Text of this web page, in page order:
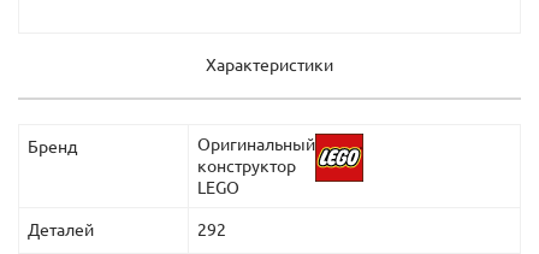
Характеристики
Бренд
Оригинальный
конструктор
LEGO
Деталей 292